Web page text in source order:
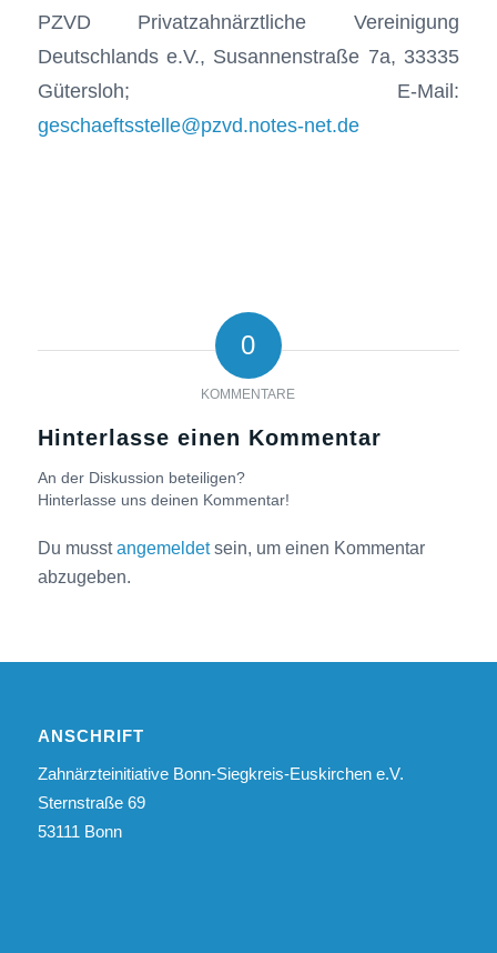
PZVD Privatzahnärztliche Vereinigung
Deutschlands e.V., Susannenstraße 7a, 33335
Gütersloh; E-Mail:
geschaeftsstelle@pzvd.notes-net.de
0
KOMMENTARE
Hinterlasse einen Kommentar
An der Diskussion beteiligen?
Hinterlasse uns deinen Kommentar!
Du musstangemeldetsein, um einen Kommentar
abzugeben.
ANSCHRIFT
Zahnärzteinitiative Bonn-Siegkreis-Euskirchen e.V.
Sternstraße 69
53111 Bonn